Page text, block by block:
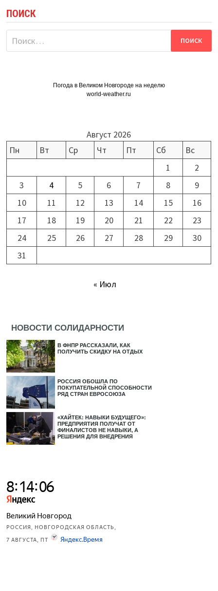
ПОИСК
Найти:
Погода в Великом Новгороде на неделю
world-weather.ru
Август 2026
Пн
Вт Ср Чт Пт Сб
Вс
1
2
3
4 5 6 7 8
9
10
11 12 13 14 15
16
17
18 19 20 21 22
23
24
25 26 27 28 29
30
31
« Июл
НОВОСТИ СОЛИДАРНОСТИ
В ФНПР РАССКАЗАЛИ, КАК
ПОЛУЧИТЬ СКИДКУ НА ОТДЫХ
РОССИЯ ОБОШЛА ПО
ПОКУПАТЕЛЬНОЙ СПОСОБНОСТИ
РЯД СТРАН ЕВРОСОЮЗА
«ХАЙТЕК: НАВЫКИ БУДУЩЕГО»:
ПРЕДПРИЯТИЯ ПОЛУЧАТ ОТ
ФИНАЛИСТОВ НЕ НАВЫКИ, А
РЕШЕНИЯ ДЛЯ ВНЕДРЕНИЯ